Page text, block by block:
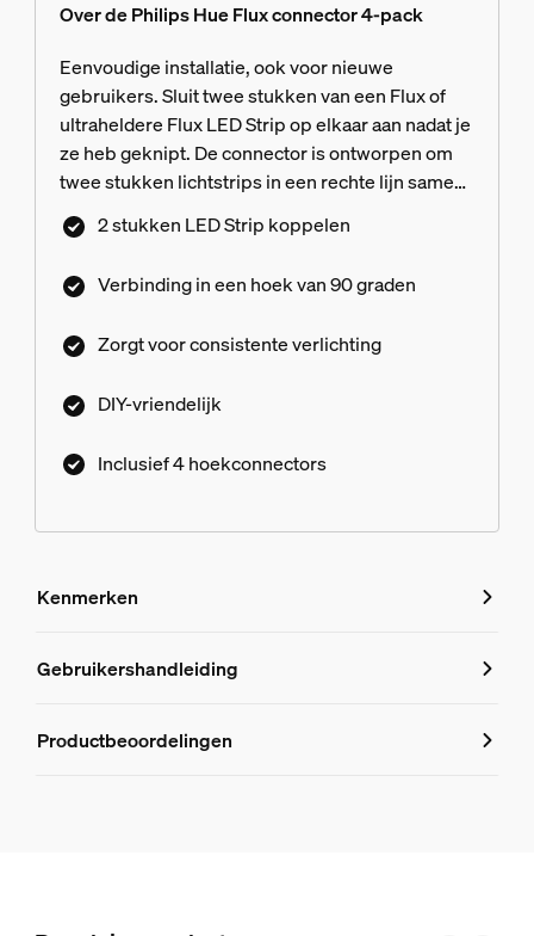
Over de Philips Hue Flux connector 4-pack
Eenvoudige installatie, ook voor nieuwe
gebruikers. Sluit twee stukken van een Flux of
ultraheldere Flux LED Strip op elkaar aan nadat je
ze heb geknipt. De connector is ontworpen om
twee stukken lichtstrips in een rechte lijn samen
te voegen voor installatie langs een langere
ruimte zonder afbreuk te doen aan de
het gebruik van lange lichtstrips rond hele
2 stukken LED Strip koppelen
Verbinding in een hoek van 90 graden
Zorgt voor consistente verlichting
DIY-vriendelijk
Inclusief 4 hoekconnectors
Kenmerken
Kenmerken
8721103043917
Gebruikershandleiding
Productbeoordelingen